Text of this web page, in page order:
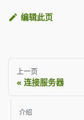
编辑此页
上一页
连接服务器
介绍